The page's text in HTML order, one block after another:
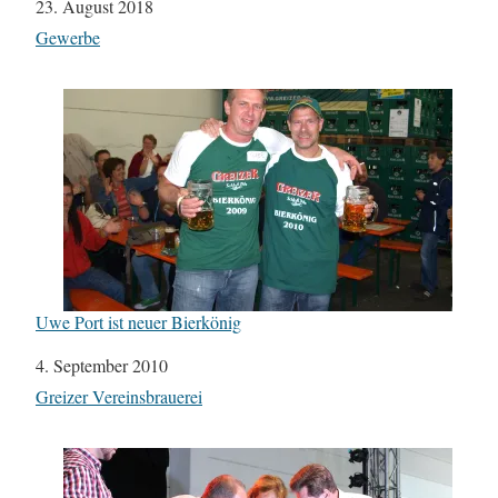
Datum
23. August 2018
In Bezug auf
Gewerbe
Uwe Port ist neuer Bierkönig
Datum
4. September 2010
In Bezug auf
Greizer Vereinsbrauerei